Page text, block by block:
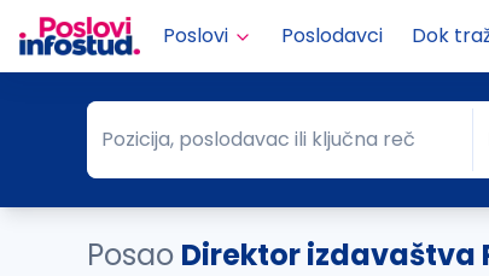
Poslovi Poslodavci Dok
Pozicija, poslodavac ili ključna reč
Pozicija, poslodavac ili ključna reč
Posao Direktor izdavaštva